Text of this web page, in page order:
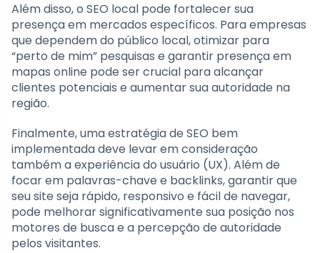
Além disso, o SEO local pode fortalecer sua
presença em mercados específicos. Para empresas
que dependem do público local, otimizar para
“perto de mim” pesquisas e garantir presença em
mapas online pode ser crucial para alcançar
clientes potenciais e aumentar sua autoridade na
região.
Finalmente, uma estratégia de SEO bem
implementada deve levar em consideração
também a experiência do usuário (UX). Além de
focar em palavras-chave e backlinks, garantir que
seu site seja rápido, responsivo e fácil de navegar,
pode melhorar significativamente sua posição nos
motores de busca e a percepção de autoridade
pelos visitantes.